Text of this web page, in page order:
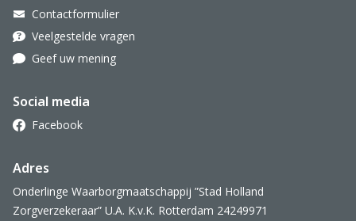
Contactformulier
Veelgestelde vragen
Geef uw mening
Social media
Facebook
Adres
Onderlinge Waarborgmaatschappij ”Stad Holland
Zorgverzekeraar” U.A. K.v.K. Rotterdam 24249971